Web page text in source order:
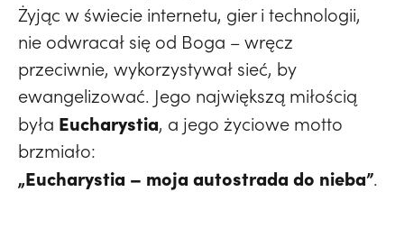
Żyjąc w świecie internetu, gier i technologii,
nie odwracał się od Boga – wręcz
przeciwnie, wykorzystywał sieć, by
ewangelizować. Jego największą miłością
była Eucharystia, a jego życiowe motto
brzmiało:
„Eucharystia – moja autostrada do nieba”.